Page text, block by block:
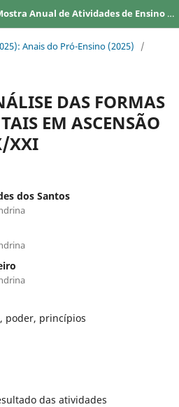
Anais do Pró-Ensino: Mostra Anual de Atividades de Ensino da UEL
Anais do Pró-Ensino (2025)
/
DAS FORMAS
EM ASCENSÃO
XXI
dos Santos
poder, princípios
das atividades